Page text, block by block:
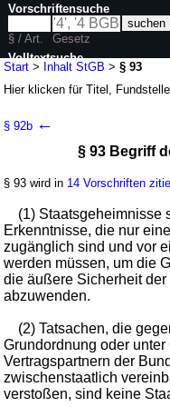
Start > Inhalt StGB >§ 93
Hier klicken fürTitel,
G. v. 20.03.2026
Gesetze
Besonderer Teil
Zweiter Abschnitt
äußeren Sicherheit
§ 92b ←
§ 93 Begriff
§ 93 wird in 14 Vorschriften
(1) Staatsgeheimnisse
Erkenntnisse, die nur
zugänglich sind und vor
werden müssen, um die
die äußere Sicherheit
abzuwenden.
(2) Tatsachen, die
Grundordnung oder
Vertragspartnern der
zwischenstaatlich
verstoßen, sind keine
Vorschriftensuche
§ / Art.
Gesetz
Volltextsuche
nur in StGB